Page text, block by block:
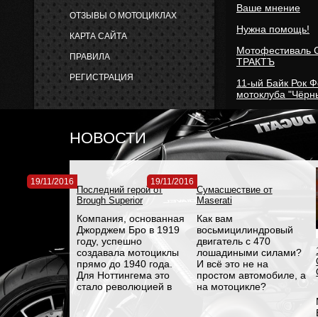
ОТЗЫВЫ О МОТОЦИКЛАХ
КАРТА САЙТА
ПРАВИЛА
РЕГИСТРАЦИЯ
Ваше мнение
Нужна помощь!
ТРАКТЪ
11-ый Байк Рок
мотоклуба
Резина на мото
НОВОСТИ
19/11/2016
Последний герой от
Brough Superior
Компания, основанная
Джорджем Бро в 1919
году, успешно
создавала мотоциклы
прямо до 1940 года.
Для Ноттингема это
стало революцией в
19/11/2016
Сумасшествие от
Maserati
Как вам
восьмицилиндровый
двигатель с 470
лошадиными силами?
И всё это не на
простом автомобиле, а
на мотоцикле?
canja555:
ниче не работае! ниче не отправляет!
admin:
CANJA555:пиши вконтакт или звони на сотик. в чём
canja555:
Table './moto/smf_sessions' is marked as crashed
вот такую хрень ваш сайт пишет.
Chester:
Chester:
ты телефон напиши куда звонить то.а то как путин
den1985 :
Всем привет! Подскажите где можно купить зап.части на
extreme_13